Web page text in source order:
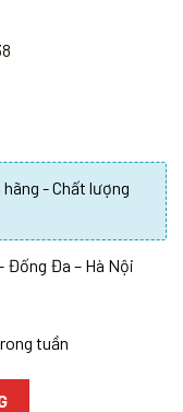
hãng - Chất lượng
Đống Đa – Hà Nội
tuần